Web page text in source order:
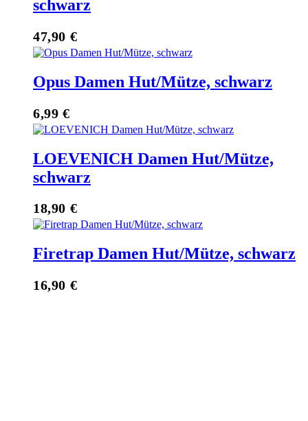
schwarz
47,90 €
Opus Damen Hut/Mütze, schwarz
6,99 €
LOEVENICH Damen Hut/Mütze,
schwarz
18,90 €
Firetrap Damen Hut/Mütze, schwarz
16,90 €